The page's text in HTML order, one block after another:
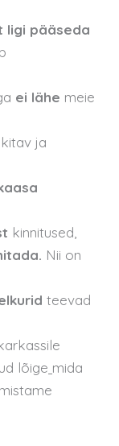
ligi pääseda
ei lähe meie
ja
kinnitused,
Nii on
teevad
lõige mida